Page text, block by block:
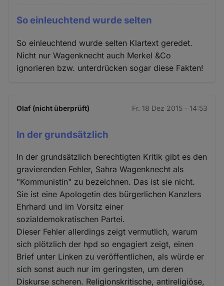
So einleuchtend wurde selten
So einleuchtend wurde selten Klartext geredet.
Nicht nur Wagenknecht auch Merkel &Co
ignorieren bzw. unterdrücken sogar diese Fakten!
Olaf (nicht überprüft) Fr. 18 Dez 2015 - 14:53
In der grundsätzlich
In der grundsätzlich berechtigten Kritik gibt es den
gravierenden Fehler, Sahra Wagenknecht als
"Kommunistin" zu bezeichnen. Das ist sie nicht.
Sie ist eine Apologetin des bürgerlichen Kanzlers
Ehrhard und im Vorsitz einer
sozialdemokratischen Partei.
Dieser Fehler allerdings zeigt vermutlich, warum
sich plötzlich der hpd so engagiert zeigt, einen
Brief unter Linken zu veröffentlichen, als würde er
sich sonst auch nur im geringsten, um deren
Diskurse scheren. Religionskritische, antireligiöse,